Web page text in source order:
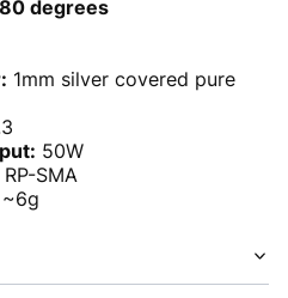
degrees
1mm silver covered pure
50W
SMA
~6g